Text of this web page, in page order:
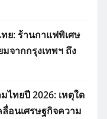
ย: ร้านกาแฟพิเศษ
จากกรุงเทพฯ ถึง
ไทยปี 2026: เหตุใด
อนเศรษฐกิจความ